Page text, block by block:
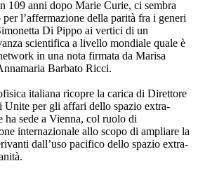
109 anni dopo Marie Curie, ci sembra
l’affermazione della parità fra i generi
Di Pippo ai vertici di un
scientifica a livello mondiale quale è
in una nota firmata da Marisa
Barbato Ricci.
italiana ricopre la carica di Direttore
per gli affari dello spazio extra-
ha sede a Vienna, col ruolo di
internazionale allo scopo di ampliare la
dall’uso pacifico dello spazio extra-